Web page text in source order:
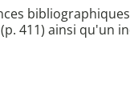
411) ainsi qu'un